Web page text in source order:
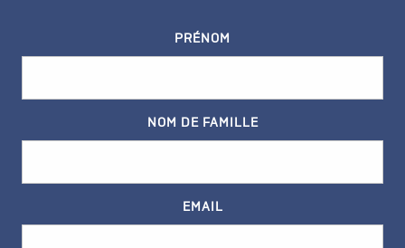
PRÉNOM
NOM DE FAMILLE
EMAIL